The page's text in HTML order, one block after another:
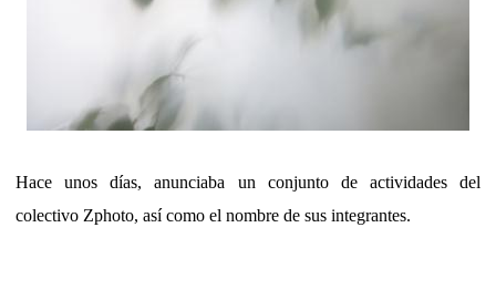
Hace unos días, anunciaba un conjunto de actividades del
colectivo Zphoto, así como el nombre de sus integrantes.